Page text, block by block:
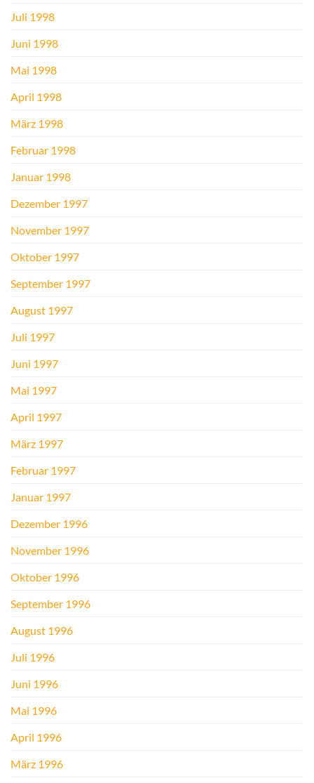
Juli 1998
Juni 1998
Mai 1998
April 1998
März 1998
Februar 1998
Januar 1998
Dezember 1997
November 1997
Oktober 1997
September 1997
August 1997
Juli 1997
Juni 1997
Mai 1997
April 1997
März 1997
Februar 1997
Januar 1997
Dezember 1996
November 1996
Oktober 1996
September 1996
August 1996
Juli 1996
Juni 1996
Mai 1996
April 1996
März 1996